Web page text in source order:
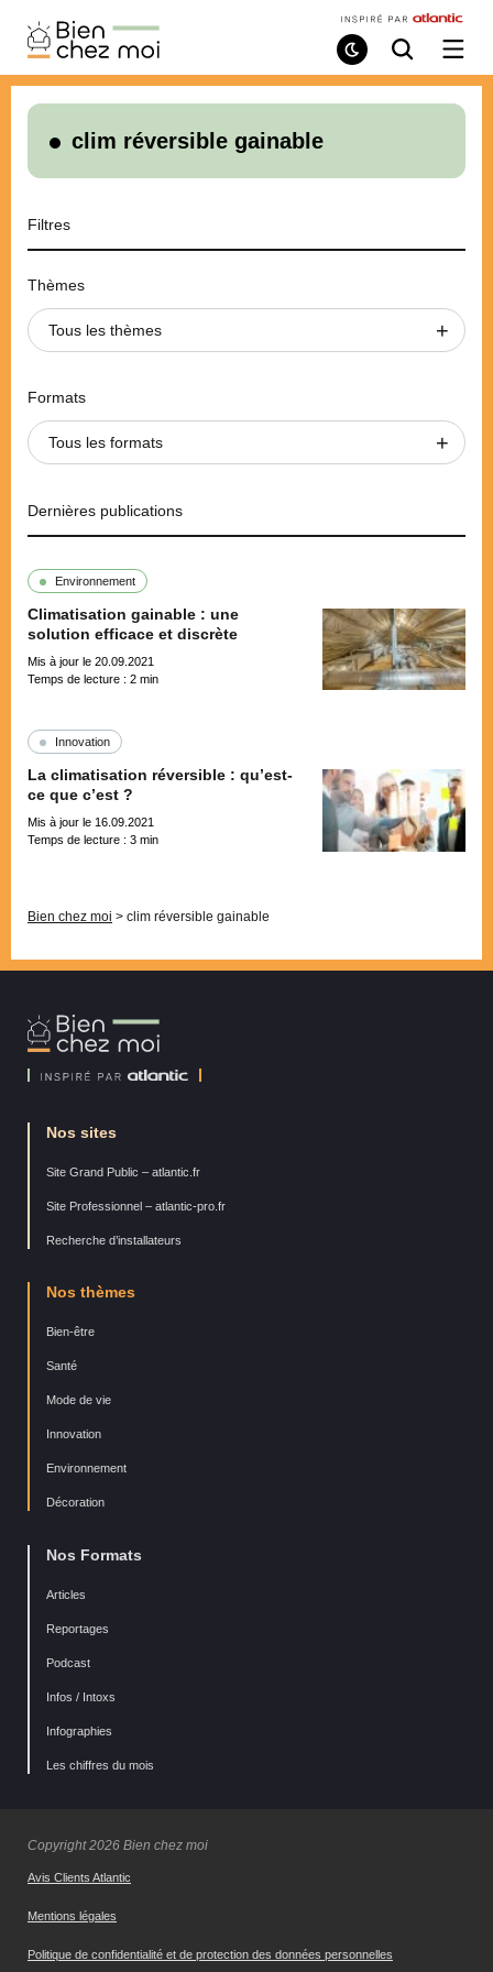
Bien
Chez
Moi
Mode
de
Recherche
/
le
clim réversible gainable
Filtres
Thèmes
Tous les thèmes
Formats
Tous les formats
Dernières publications
Environnement
Climatisation gainable : une
solution efficace et discrète
Mis à jour le 20.09.2021
Temps de lecture : 2 min
Innovation
La climatisation réversible : qu’est-
ce que c’est ?
Mis à jour le 16.09.2021
Temps de lecture : 3 min
Bien chez moi > clim réversible gainable
Bien
Chez
Nos sites
Site Grand Public – atlantic.fr
Site Professionnel – atlantic-pro.fr
Recherche d’installateurs
Nos thèmes
Bien-être
Santé
Mode de vie
Innovation
Environnement
Décoration
Nos Formats
Articles
Reportages
Podcast
Infos / Intoxs
Infographies
Les chiffres du mois
Copyright 2026 Bien chez moi
Avis Clients Atlantic
Mentions légales
Politique de confidentialité et de protection des données personnelles